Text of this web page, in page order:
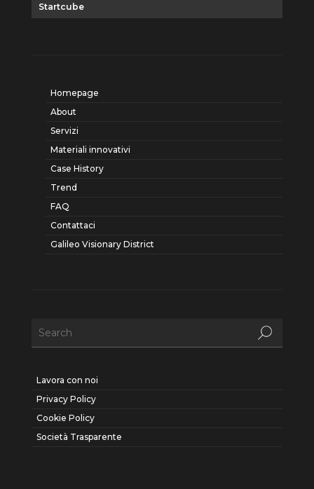
Startcube
Homepage
About
Servizi
Materiali innovativi
Case History
Trend
FAQ
Contattaci
Galileo Visionary District
Lavora con noi
Privacy Policy
Cookie Policy
Società Trasparente